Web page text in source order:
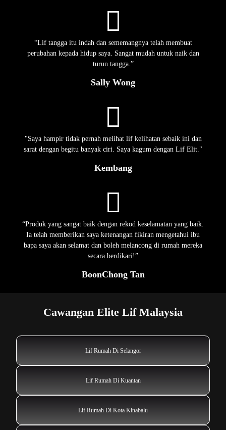
“Lif tangga itu indah dan sememangnya telah membuat
perubahan kepada hidup saya. Sangat mudah untuk naik dan
turun tangga.”
Sally Wong
"Saya hampir tidak pernah melihat lif kelihatan sebaik ini dan
sarat dengan begitu banyak ciri. Saya kagum dengan Lif Elit."
Kembang
“Produk yang sangat baik dengan rekod keselamatan yang baik.
Ia telah memberikan saya ketenangan fikiran mengetahui ibu
bapa saya akan selamat dan boleh melancong di rumah mereka
secara berdikari!”
BoonChong Tan
Cawangan Elite Lif Malaysia
Lif Rumah Di Selangor
Lif Rumah Di Kuantan
Lif Rumah Di Kota Kinabalu